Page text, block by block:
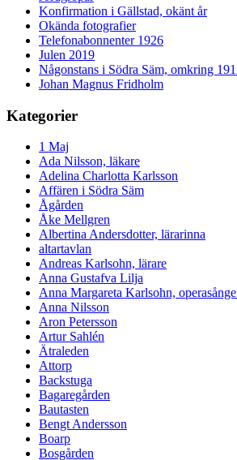
Konfirmation i Gällstad, okänt år
Okända fotografier
Telefonabonnenter 1926
Julen 2019
Någonstans i Södra Säm, omkring
Johan Magnus Fridholm
Kategorier
1 Maj
Ada Nilsson, läkare
Adelina Charlotta Karlsson
Affären i Södra Säm
Ågården
Åke Mellgren
Albertina Andersdotter, lärarinna
altartavlan
Andreas Karlsohn, lärare
Anna Gustafva Lilja
Anna Margareta Karlsohn,
Anna Nilsson
Aron Petersson
Artur Sahlén
Ätraleden
Attorp
Backstuga
Bagaregården
Bautasten
Bengt Andersson
Boarp
Bosgården